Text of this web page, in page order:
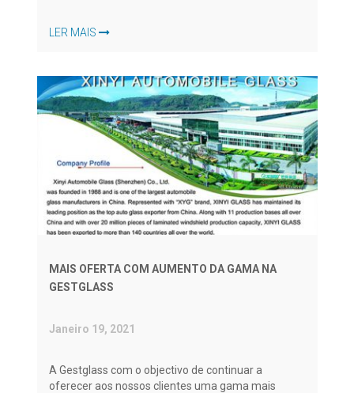
LER MAIS
MAIS OFERTA COM AUMENTO DA GAMA NA
GESTGLASS
Janeiro 19, 2021
A Gestglass com o objectivo de continuar a
oferecer aos nossos clientes uma gama mais